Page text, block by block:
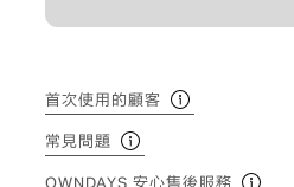
首次使用的顧客
常見問題
OWNDAYS 安心售後服務